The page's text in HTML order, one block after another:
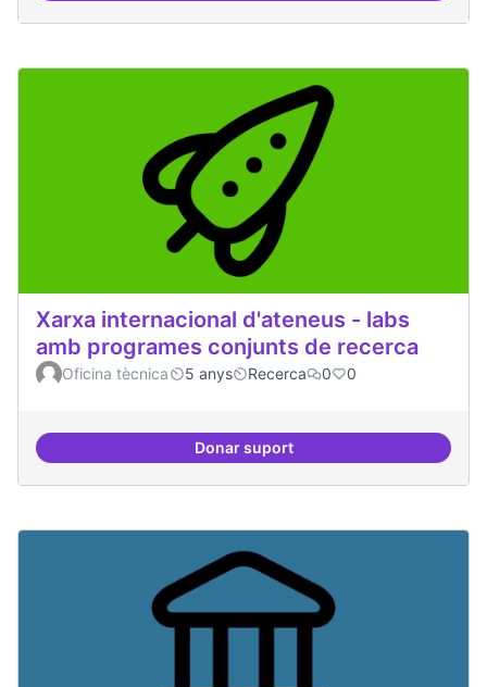
Xarxa internacional d'ateneus - labs
amb programes conjunts de recerca
Oficina tècnica 5 anys Recerca 0 0
Donar suportXarxa internacional d'ateneus -